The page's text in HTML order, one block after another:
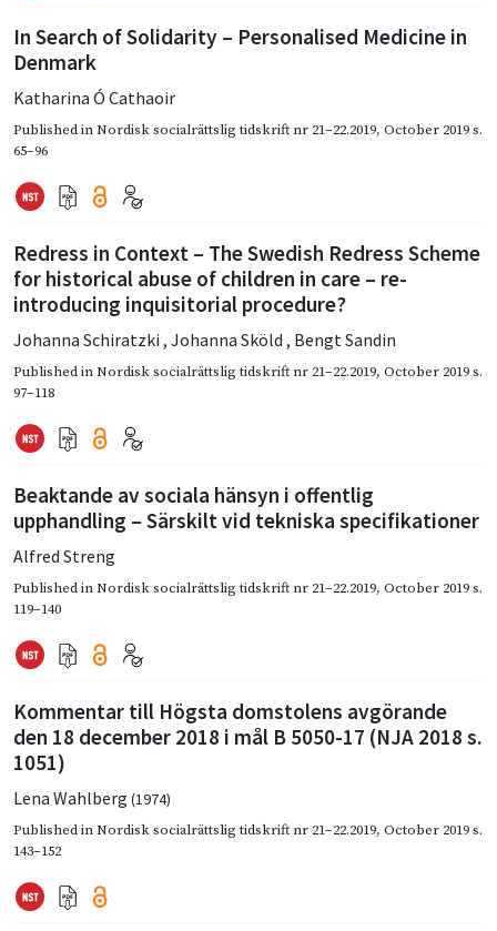
In Search of Solidarity – Personalised Medicine in
Denmark
Katharina Ó Cathaoir
Published inNordisk socialrättslig tidskrift nr 21–22.2019, October 2019s.
65–96
Redress in Context – The Swedish Redress Scheme
for historical abuse of children in care – re-
introducing inquisitorial procedure?
Johanna Schiratzki , Johanna Sköld , Bengt Sandin
Published inNordisk socialrättslig tidskrift nr 21–22.2019, October 2019s.
97–118
Beaktande av sociala hänsyn i offentlig
upphandling – Särskilt vid tekniska specifikationer
Alfred Streng
Published inNordisk socialrättslig tidskrift nr 21–22.2019, October 2019s.
119–140
Kommentar till Högsta domstolens avgörande
den 18 december 2018 i mål B 5050-17 (NJA 2018 s.
1051)
Lena Wahlberg (1974)
Published inNordisk socialrättslig tidskrift nr 21–22.2019, October 2019s.
143–152